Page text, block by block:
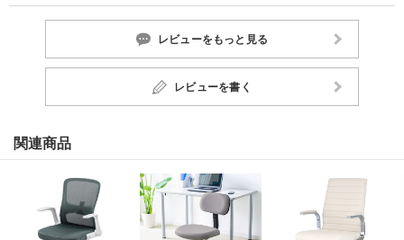
レビューをもっと見る
レビューを書く
関連商品